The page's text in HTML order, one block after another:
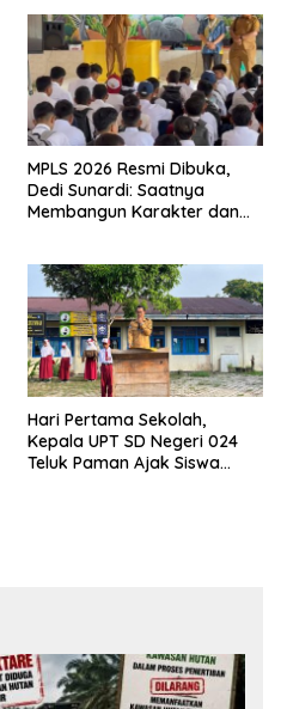
MPLS 2026 Resmi Dibuka,
Dedi Sunardi: Saatnya
Membangun Karakter dan
Hari Pertama Sekolah,
Kepala UPT SD Negeri 024
Teluk Paman Ajak Siswa